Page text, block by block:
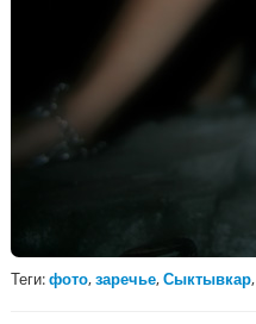
Теги:фото,заречье,Сыктывкар,